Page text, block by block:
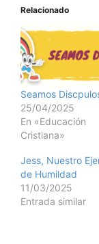
Relacionado
Seamos
25/04/2025
En «Educación
Cristiana»
Jess, Nuestro
de Humildad
11/03/2025
Entrada similar